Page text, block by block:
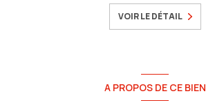
VOIR LE DÉTAIL
A PROPOS DE CE BIEN